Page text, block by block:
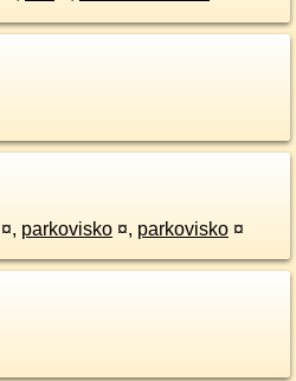
¤, parkovisko ¤, parkovisko ¤